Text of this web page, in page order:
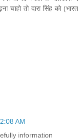
चाहो तो दारा सिंह को (भारत
AM
information